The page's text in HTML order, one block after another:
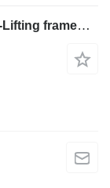
Квик-каплер Terex TL210-6456020101-Lifting framework/Schaufelarm для фронтального погрузчика